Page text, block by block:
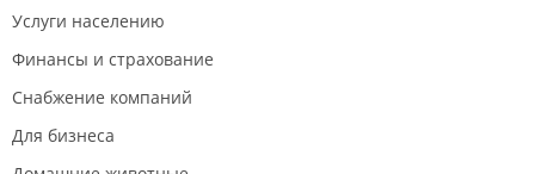
Услуги населению
Финансы и страхование
Снабжение компаний
Для бизнеса